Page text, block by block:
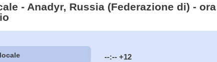
- Anadyr, Russia (Federazione di) -
--:-- +12